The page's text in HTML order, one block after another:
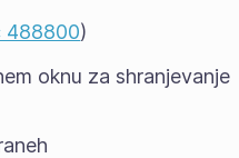
488800)
oknu za shranjevanje